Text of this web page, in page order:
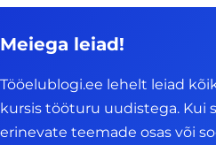
Meiega leiad!
Tööelublogi.ee lehelt leiad
kursis tööturu uudistega. Kui
erinevate teemade osas või